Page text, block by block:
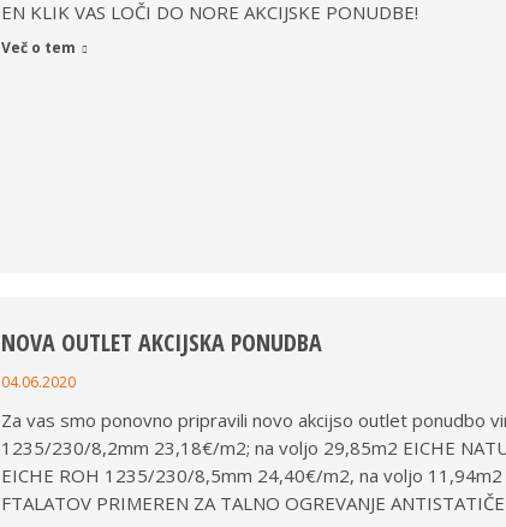
EN KLIK VAS LOČI DO NORE AKCIJSKE PONUDBE!
Več o tem
NOVA OUTLET AKCIJSKA PONUDBA
04.06.2020
Za vas smo ponovno pripravili novo akcijso outlet ponudbo
1235/230/8,2mm 23,18€/m2; na voljo 29,85m2 EICHE
EICHE ROH 1235/230/8,5mm 24,40€/m2, na voljo 11,94m2
FTALATOV PRIMEREN ZA TALNO OGREVANJE